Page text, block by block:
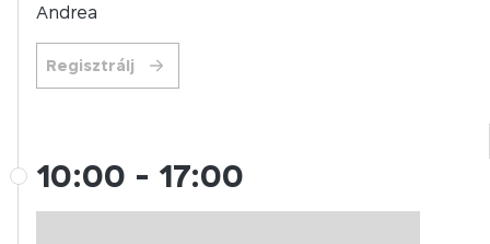
Andrea
Regisztrálj
10:00 - 17:00